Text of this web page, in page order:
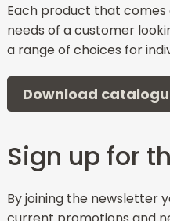
Each product that
needs of a customer
a range of choices for
Download
Sign up for
By joining the newsletter